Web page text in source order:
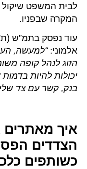
לבית המשפט שיקול
המקרה שבפניו.
אלמוני:“למעשה,
הזוג לנהל קופה
יכולות להיות
בנק, קשר עם צד
איך מאתרים
הצדדים
כשותפים